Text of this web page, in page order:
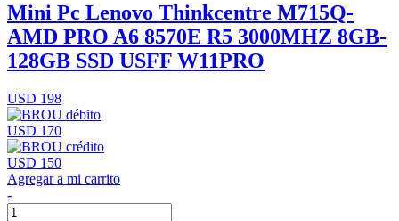
Mini Pc Lenovo Thinkcentre M715Q-
AMD PRO A6 8570E R5 3000MHZ 8GB-
128GB SSD USFF W11PRO
USD 198
USD 170
USD 150
Agregar a mi carrito
-